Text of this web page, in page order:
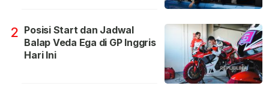
2 Posisi Start dan Jadwal
Balap Veda Ega di GP Inggris
Hari Ini